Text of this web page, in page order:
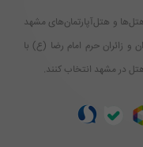
و هتل‌آپارتمان‌های مشهد
و زائران حرم امام رضا (ع) با
در مشهد انتخاب کنند.